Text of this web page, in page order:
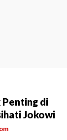
Penting di
Jokowi